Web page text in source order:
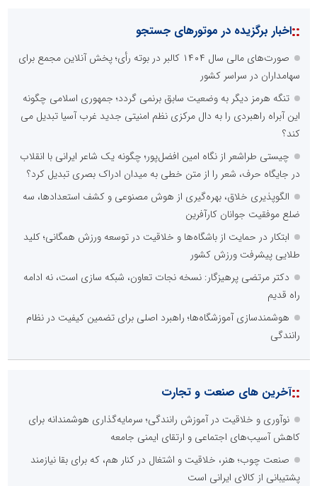
::اخبار برگزیده در موتورهای جستجو
صورت‌های مالی سال ۱۴۰۴ کالبر در بوته رأی؛ پخش آنلاین مجمع برای
سهامداران در سراسر کشور
تنگه هرمز دیگر به وضعیت سابق برنمی گردد؛ جمهوری اسلامی چگونه
این آبراه راهبردی را به دال مرکزی نظم امنیتی جدید غرب آسیا تبدیل می
کند؟
چیستی طراشعر از نگاه امین افضل‌پور؛ چگونه یک شاعر ایرانی با انقلاب
در جایگاه حرف، شعر را از متن خطی به میدان ادراک بصری تبدیل کرد؟
الگوپذیری خلاق، بهره‌گیری از هوش مصنوعی و کشف استعدادها، سه
ضلع موفقیت جوانان کارآفرین
ابتکار در حمایت از باشگاه‌ها و خلاقیت در توسعه ورزش همگانی؛ کلید
طلایی پیشرفت ورزش کشور
دکتر مرتضی پرهیزگار: نسخه نجات تعاون، شبکه سازی است، نه ادامه
راه قدیم
هوشمندسازی آموزشگاه‌ها؛ راهبرد اصلی برای تضمین کیفیت در نظام
رانندگی
::آخرین های صنعت و تجارت
نوآوری و خلاقیت در آموزش رانندگی؛ سرمایه‌گذاری هوشمندانه برای
کاهش آسیب‌های اجتماعی و ارتقای ایمنی جامعه
صنعت چوب؛ هنر، خلاقیت و اشتغال در کنار هم، که برای بقا نیازمند
پشتیبانی از کالای ایرانی است